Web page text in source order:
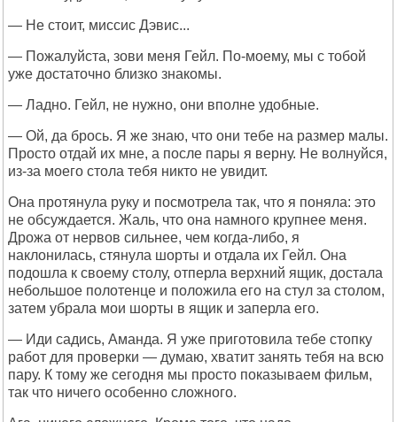
— Не стоит, миссис Дэвис...
— Пожалуйста, зови меня Гейл. По-моему, мы с тобой
уже достаточно близко знакомы.
— Ладно. Гейл, не нужно, они вполне удобные.
— Ой, да брось. Я же знаю, что они тебе на размер малы.
Просто отдай их мне, а после пары я верну. Не волнуйся,
из-за моего стола тебя никто не увидит.
Она протянула руку и посмотрела так, что я поняла: это
не обсуждается. Жаль, что она намного крупнее меня.
Дрожа от нервов сильнее, чем когда-либо, я
наклонилась, стянула шорты и отдала их Гейл. Она
подошла к своему столу, отперла верхний ящик, достала
небольшое полотенце и положила его на стул за столом,
затем убрала мои шорты в ящик и заперла его.
— Иди садись, Аманда. Я уже приготовила тебе стопку
работ для проверки — думаю, хватит занять тебя на всю
пару. К тому же сегодня мы просто показываем фильм,
так что ничего особенно сложного.